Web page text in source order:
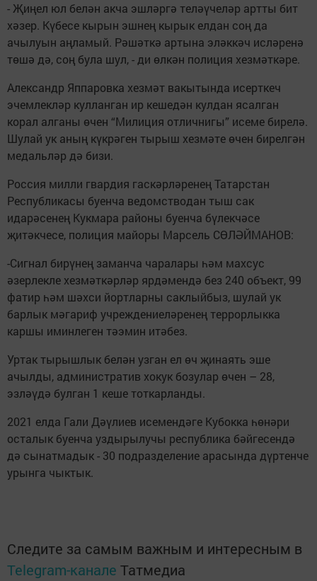
- Җиңел юл белән акча эшләргә теләүчеләр артты бит
хәзер. Күбесе кырын эшнең кырык елдан соң да
ачылуын аңламый. Рәшәткә артына эләккәч исләренә
төшә дә, соң була шул, - ди өлкән полиция хезмәткәре.
Александр Яппаровка хезмәт вакытында исерткеч
эчемлекләр кулланган ир кешедән кулдан ясалган
корал алганы өчен “Милиция отличнигы” исеме бирелә.
Шулай ук аның күкрәген тырыш хезмәте өчен бирелгән
медальләр дә бизи.
Россия милли гвардия гаскәрләренең Татарстан
Республикасы буенча ведомстводан тыш сак
идарәсенең Кукмара районы буенча бүлекчәсе
җитәкчесе, полиция майоры Марсель СӨЛӘЙМАНОВ:
-Сигнал бирүнең заманча чаралары һәм махсус
әзерлекле хезмәткәрләр ярдәмендә без 240 объект, 99
фатир һәм шәхси йортларны саклыйбыз, шулай ук
барлык мәгариф учреждениеләренең террорлыкка
каршы иминлеген тәэмин итәбез.
Уртак тырышлык белән узган ел өч җинаять эше
ачылды, административ хокук бозулар өчен – 28,
эзләүдә булган 1 кеше тоткарланды.
2021 елда Гали Дәүлиев исемендәге Кубокка һөнәри
осталык буенча уздырылучы республика бәйгесендә
дә сынатмадык - 30 подразделение арасында дүртенче
урынга чыктык.
Следите за самым важным и интересным в
Telegram-канале Татмедиа